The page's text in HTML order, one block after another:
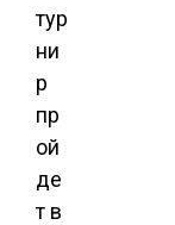
тур
ни
р
пр
ой
де
т в